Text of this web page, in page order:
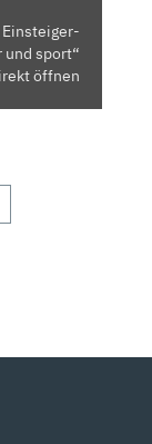
Einsteiger-
und sport“
öffnen